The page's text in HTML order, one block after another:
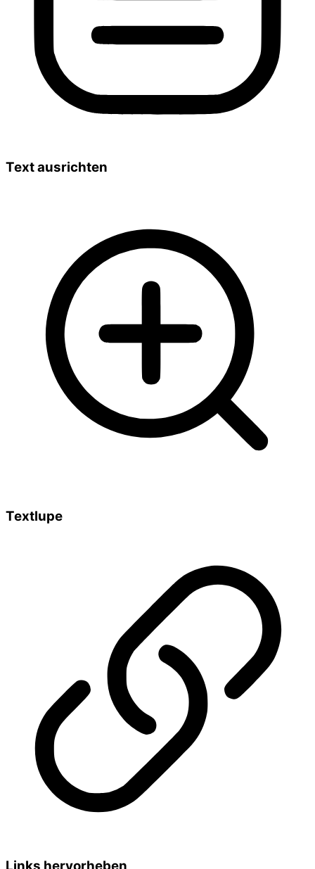
Text ausrichten
Textlupe
Links hervorheben